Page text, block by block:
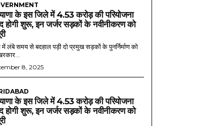
के इस जिले में 4.53 करोड़ की परियोजना
होगी शुरू, इन जर्जर सड़कों के नवीनीकरण को
लंबे समय से बदहाल पड़ी दो प्रमुख सड़कों के पुनर्निर्माण को
8, 2025
के इस जिले में 4.53 करोड़ की परियोजना
होगी शुरू, इन जर्जर सड़कों के नवीनीकरण को